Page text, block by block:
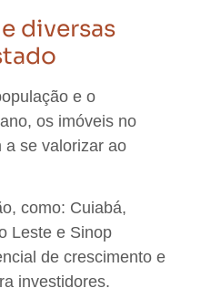
diversas
e o
os imóveis no
a se valorizar ao
como: Cuiabá,
Leste e Sinop
de crescimento e
investidores.